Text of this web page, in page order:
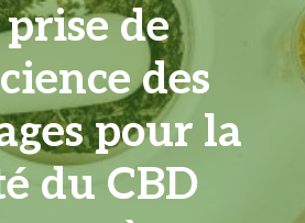
de
des
pour la
du CBD